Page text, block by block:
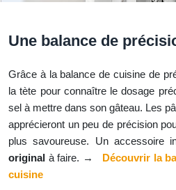
Une balance de
Grâce à la balance de cuisine de
la tète pour connaître le dosage
sel à mettre dans son gâteau. Les
apprécieront un peu de précision
plus savoureuse. Un accessoire
original à faire. →
Découvrir la
cuisine